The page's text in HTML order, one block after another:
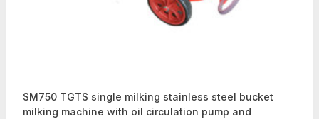
SM750 TGTS single milking stainless steel bucket
milking machine with oil circulation pump and